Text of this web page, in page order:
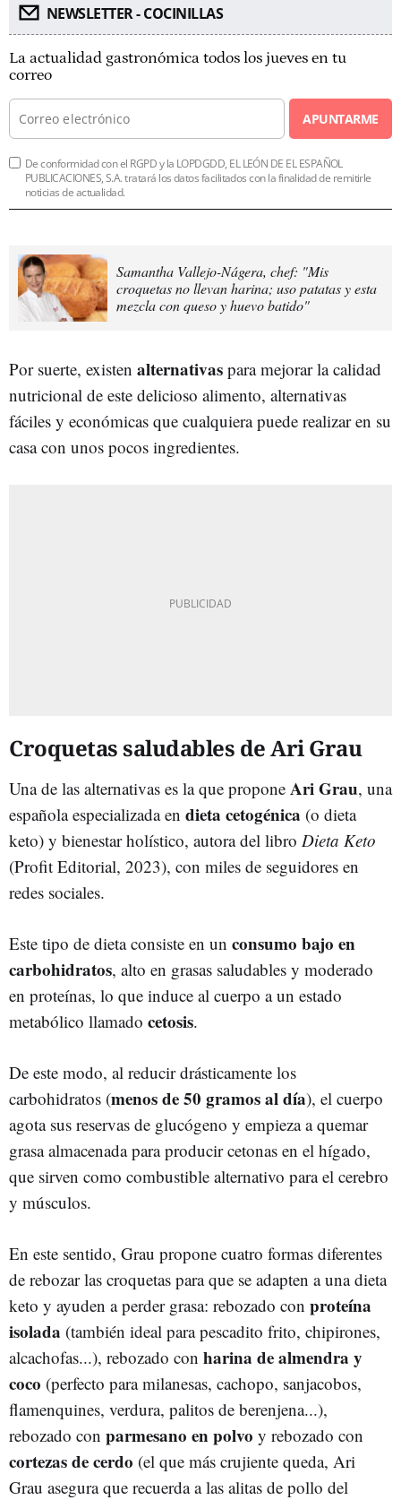
NEWSLETTER - COCINILLAS
La actualidad gastronómica todos los jueves en tu
correo
APUNTARME
De conformidad con el RGPD y la LOPDGDD, EL LEÓN DE EL ESPAÑOL
PUBLICACIONES, S.A. tratará los datos facilitados con la finalidad de remitirle
noticias de actualidad.
Samantha Vallejo-Nágera, chef: "Mis
croquetas no llevan harina; uso patatas y esta
mezcla con queso y huevo batido"
Por suerte, existen alternativas para mejorar la calidad
nutricional de este delicioso alimento, alternativas
fáciles y económicas que cualquiera puede realizar en su
casa con unos pocos ingredientes.
Croquetas saludables de Ari Grau
Una de las alternativas es la que propone Ari Grau, una
española especializada en dieta cetogénica (o dieta
keto) y bienestar holístico, autora del libro Dieta Keto
(Profit Editorial, 2023), con miles de seguidores en
redes sociales.
Este tipo de dieta consiste en un consumo bajo en
carbohidratos, alto en grasas saludables y moderado
en proteínas, lo que induce al cuerpo a un estado
metabólico llamado cetosis.
De este modo, al reducir drásticamente los
carbohidratos (menos de 50 gramos al día), el cuerpo
agota sus reservas de glucógeno y empieza a quemar
grasa almacenada para producir cetonas en el hígado,
que sirven como combustible alternativo para el cerebro
y músculos.
En este sentido, Grau propone cuatro formas diferentes
de rebozar las croquetas para que se adapten a una dieta
keto y ayuden a perder grasa: rebozado con proteína
isolada (también ideal para pescadito frito, chipirones,
alcachofas...), rebozado con harina de almendra y
coco (perfecto para milanesas, cachopo, sanjacobos,
flamenquines, verdura, palitos de berenjena...),
rebozado con parmesano en polvo y rebozado con
cortezas de cerdo (el que más crujiente queda, Ari
Grau asegura que recuerda a las alitas de pollo del